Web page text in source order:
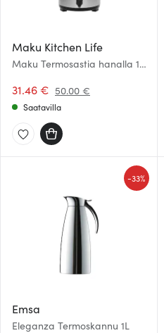
Maku Kitchen Life
Maku Termosastia hanalla 10
31.46 € 50.00 €
Saatavilla
Emsa
Eleganza Termoskannu 1L
-33%